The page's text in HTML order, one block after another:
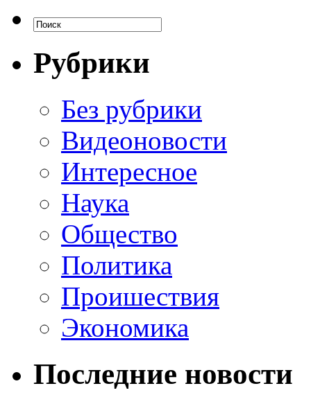
Рубрики
Без рубрики
Видеоновости
Интересное
Наука
Общество
Политика
Проишествия
Экономика
Последние новости